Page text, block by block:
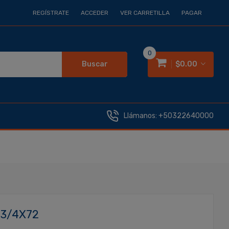
REGÍSTRATE ACCEDER VER CARRETILLA PAGAR
Buscar $0.00
0
Llámanos: +50322640000
3/4X72